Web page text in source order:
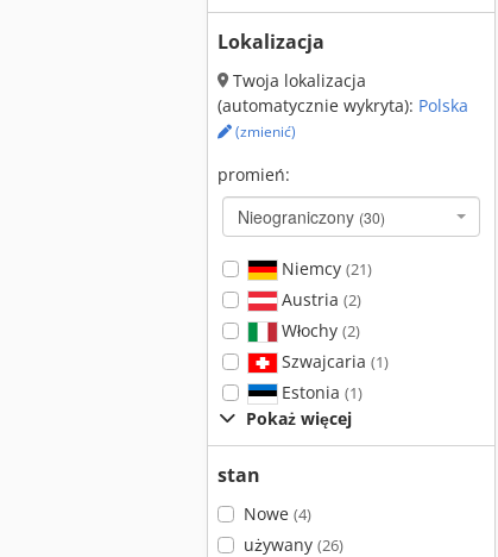
Lokalizacja
Twoja lokalizacja
(automatycznie wykryta): Polska
(zmienić)
promień:
Nieograniczony (30)
Niemcy (21)
Austria (2)
Włochy (2)
Szwajcaria (1)
Estonia (1)
Pokaż więcej
stan
Nowe (4)
używany (26)